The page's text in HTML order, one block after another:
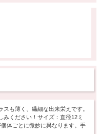
も薄く、繊細な出来栄えです。
みください！サイズ：直径12ミ
体ごとに微妙に異なります。手